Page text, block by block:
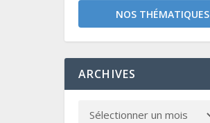
NOS THÉMATIQUES
ARCHIVES